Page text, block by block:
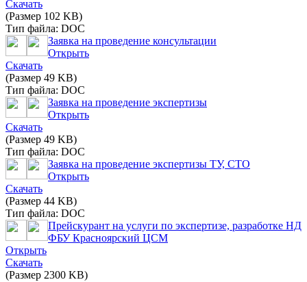
Скачать
(Размер 102 KB)
Тип файла: DOC
Заявка на проведение консультации
Открыть
Скачать
(Размер 49 KB)
Тип файла: DOC
Заявка на проведение экспертизы
Открыть
Скачать
(Размер 49 KB)
Тип файла: DOC
Заявка на проведение экспертизы ТУ, СТО
Открыть
Скачать
(Размер 44 KB)
Тип файла: DOC
Прейскурант на услуги по экспертизе, разработке НД
ФБУ Красноярский ЦСМ
Открыть
Скачать
(Размер 2300 KB)